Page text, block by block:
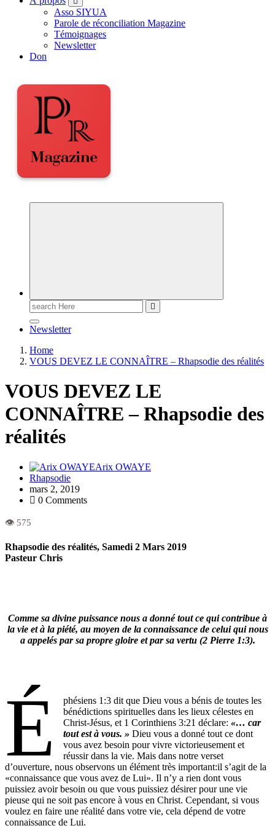
Asso SIYUA
Parole de réconciliation Magazine
Témoignages
Newsletter
Don
Newsletter
Home
VOUS DEVEZ LE CONNAÎTRE – Rhapsodie des réalités
VOUS DEVEZ LE
CONNAÎTRE – Rhapsodie des
réalités
Arix OWAYE
Rhapsodie
mars 2, 2019
0 Comments
Rhapsodie des réalités, Samedi 2 Mars 2019
Pasteur Chris
Comme sa divine puissance nous a donné tout ce qui contribue à
la vie et à la piété, au moyen de la connaissance de celui qui nous
a appelés par sa propre gloire et par sa vertu (2 Pierre 1:3).
É
phésiens 1:3 dit que Dieu vous a bénis de toutes les
bénédictions spirituelles dans les lieux célestes en
Christ-Jésus, et 1 Corinthiens 3:21 déclare:«… car
tout est à vous. »Dieu vous a donné tout ce dont
vous avez besoin pour vivre victorieusement et
réussir dans la vie. Mais dans notre verset
d’ouverture, nous observons un élément très important:il s’agit de la
«connaissance que vous avez de Lui». Il n’y a rien dont vous
puissiez avoir besoin ou que vous puissiez désirer pour une vie
pieuse qui ne soit pas encore à vous en Christ. Cependant, si vous
voulez en faire une réalité dans votre vie, cela dépend de votre
connaissance de Lui.